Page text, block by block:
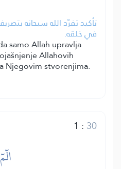
تأكيد تفرّد الله سبحانه
في خلقه.
samo Allah upravlja
Allahovih
Njegovim stvorenjima.
1 : 30
الٓمٓ